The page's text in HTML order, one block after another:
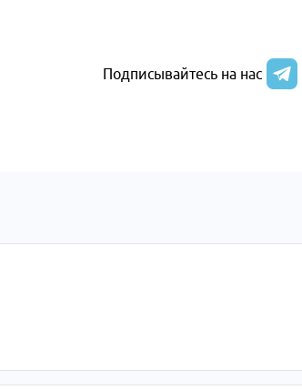
Подписывайтесь на нас